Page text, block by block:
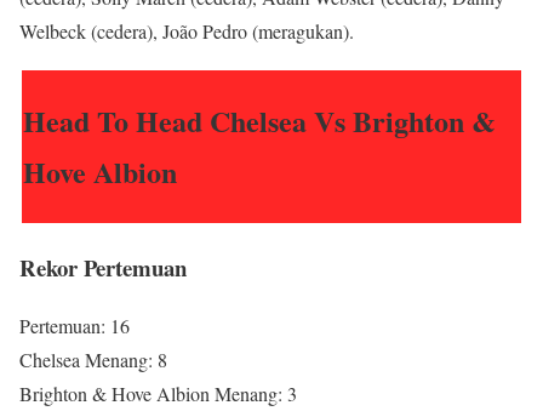
Welbeck (cedera), João Pedro (meragukan).
Head To Head Chelsea Vs Brighton &
Hove Albion
Rekor Pertemuan
Pertemuan: 16
Chelsea Menang: 8
Brighton & Hove Albion Menang: 3